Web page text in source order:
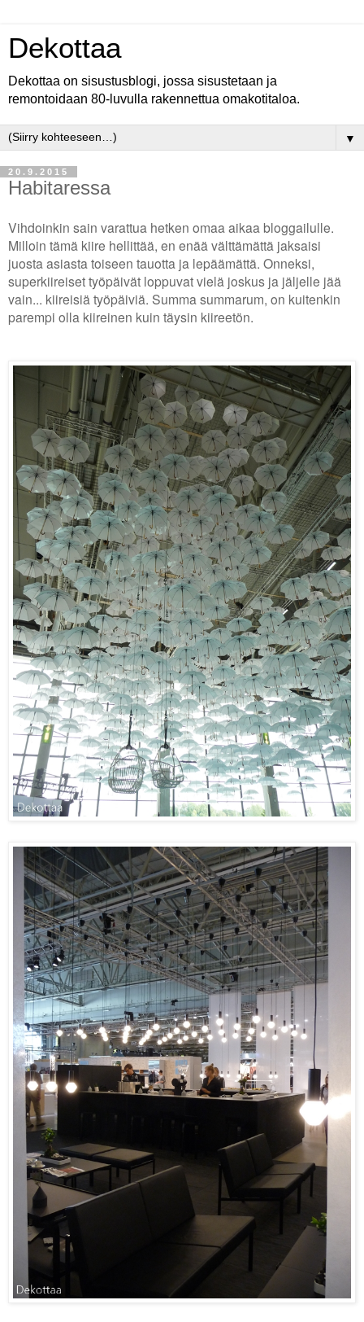
Dekottaa
Dekottaa on sisustusblogi, jossa sisustetaan ja
remontoidaan 80-luvulla rakennettua omakotitaloa.
▼
20.9.2015
Habitaressa
Vihdoinkin sain varattua hetken omaa aikaa bloggailulle.
Milloin tämä kiire hellittää, en enää välttämättä jaksaisi
juosta asiasta toiseen tauotta ja lepäämättä. Onneksi,
superkiireiset työpäivät loppuvat vielä joskus ja jäljelle jää
vain... kiireisiä työpäiviä. Summa summarum, on kuitenkin
parempi olla kiireinen kuin täysin kiireetön.